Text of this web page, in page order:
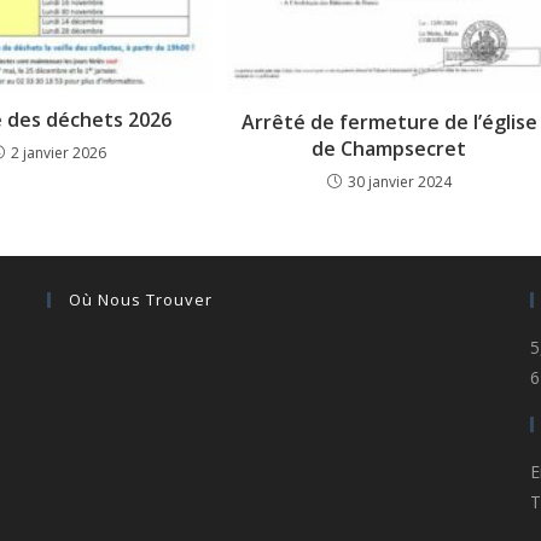
des déchets 2026
2 janvier 2026
Arrêté de fermeture de l’église
de Champsecret
30 janvier 2024
Où Nous Trouver